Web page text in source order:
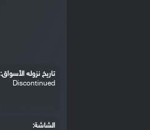
تاريخ نزوله الأسواق:
Discontinued
الشاشة: